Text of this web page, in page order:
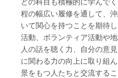
どの科目も積極的に学んで
程の幅広い履修を通して、
いて関心を持つことを期待
活動、ボランティア活動や
人の話を聴く力、自分の意
に関わる力の向上に取り組
景をもつ人たちと交流する